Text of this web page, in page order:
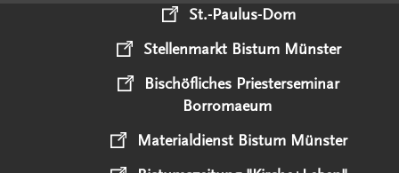
St.-Paulus-Dom
Stellenmarkt Bistum Münster
Bischöfliches Priesterseminar
Borromaeum
Materialdienst Bistum Münster